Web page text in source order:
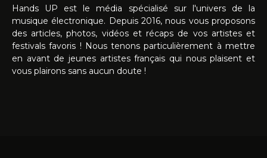
Hands UP est le média spécialisé sur l'univers de la
musique électronique. Depuis 2016, nous vous proposons
des articles, photos, vidéos et récaps de vos artistes et
festivals favoris ! Nous tenons particulièrement à mettre
en avant de jeunes artistes français qui nous plaisent et
vous plairons sans aucun doute !